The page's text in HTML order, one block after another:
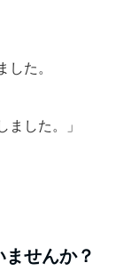
た。
した。」
せんか？